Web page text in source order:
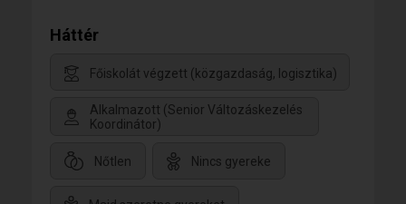
Háttér
Főiskolát végzett (közgazdaság, logisztika)
Alkalmazott (Senior Változáskezelés
Koordinátor)
Nőtlen Nincs gyereke